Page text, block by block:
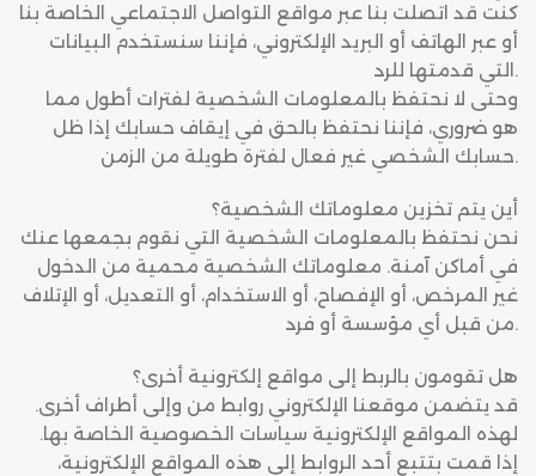
كنت قد اتصلت بنا عبر مواقع التواصل الاجتماعي الخاصة بنا
أو عبر الهاتف أو البريد الإلكتروني، فإننا سنستخدم البيانات
التي قدمتها للرد.
وحتى لا نحتفظ بالمعلومات الشخصية لفترات أطول مما
هو ضروري، فإننا نحتفظ بالحق في إيقاف حسابك إذا ظل
حسابك الشخصي غير فعال لفترة طويلة من الزمن.
أين يتم تخزين معلوماتك الشخصية؟
نحن نحتفظ بالمعلومات الشخصية التي نقوم بجمعها عنك
في أماكن آمنة. معلوماتك الشخصية محمية من الدخول
غير المرخص، أو الإفصاح، أو الاستخدام، أو التعديل، أو الإتلاف
من قبل أي مؤسسة أو فرد.
هل تقومون بالربط إلى مواقع إلكترونية أخرى؟
قد يتضمن موقعنا الإلكتروني روابط من وإلى أطراف أخرى.
لهذه المواقع الإلكترونية سياسات الخصوصية الخاصة بها.
إذا قمت بتتبع أحد الروابط إلى هذه المواقع الإلكترونية،